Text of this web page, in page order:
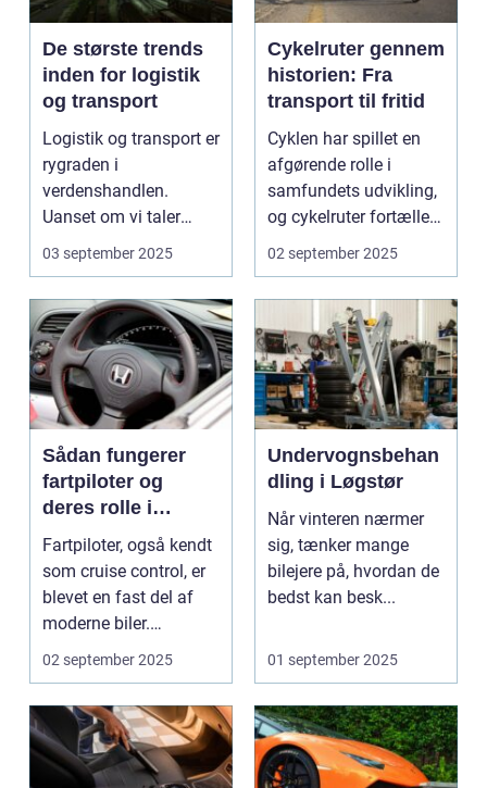
De største trends
inden for logistik
og transport
Logistik og transport er
rygraden i
verdenshandlen.
Uanset om vi taler
dagligvarer til
supermarkedet...
03 september 2025
Cykelruter gennem
historien: Fra
transport til fritid
Cyklen har spillet en
afgørende rolle i
samfundets udvikling,
og cykelruter fortæller
e...
02 september 2025
Sådan fungerer
fartpiloter og
deres rolle i
sikkerhed
Fartpiloter, også kendt
som cruise control, er
blevet en fast del af
moderne biler.
Systemet g...
02 september 2025
Undervognsbehan
dling i Løgstør
Når vinteren nærmer
sig, tænker mange
bilejere på, hvordan de
bedst kan besk...
01 september 2025